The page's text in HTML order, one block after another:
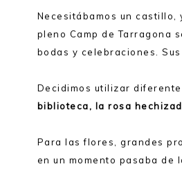
Necesitábamos un castillo,
pleno Camp de Tarragona
bodas y celebraciones.
Decidimos utilizar
biblioteca, la rosa
Para las flores, grandes
en un momento pasaba de